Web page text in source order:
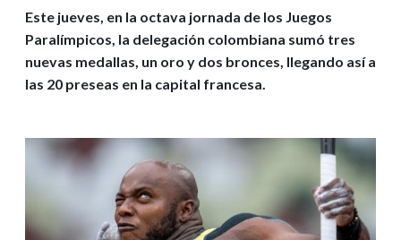
Este jueves, en la octava jornada de los Juegos
Paralímpicos, la delegación colombiana sumó tres
nuevas medallas, un oro y dos bronces, llegando así a
las 20 preseas en la capital francesa.